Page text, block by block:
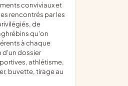
conviviaux et
rencontrés par les
de
qu'on
à chaque
d'un dossier
athlétisme,
buvette, tirage au